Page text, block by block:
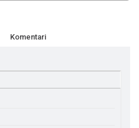
Komentari